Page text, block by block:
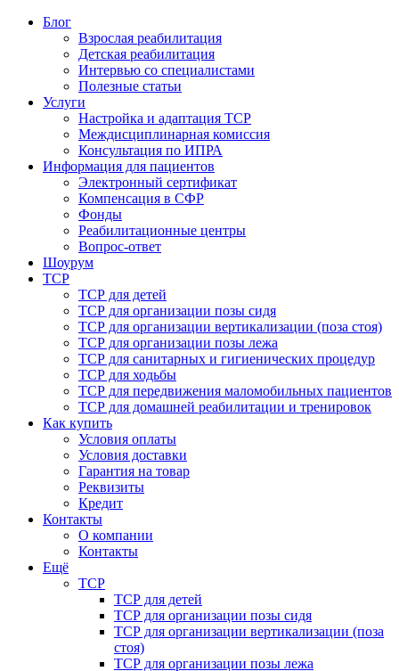
Блог
Взрослая реабилитация
Детская реабилитация
Интервью со специалистами
Полезные статьи
Услуги
Настройка и адаптация ТСР
Междисциплинарная комиссия
Консультация по ИПРА
Информация для пациентов
Электронный сертификат
Компенсация в СФР
Фонды
Реабилитационные центры
Вопрос-ответ
Шоурум
ТСР
ТСР для детей
ТСР для организации позы сидя
ТСР для организации вертикализации (поза стоя)
ТСР для организации позы лежа
ТСР для санитарных и гигиенических процедур
ТСР для ходьбы
ТСР для передвижения маломобильных пациентов
ТСР для домашней реабилитации и тренировок
Как купить
Условия оплаты
Условия доставки
Гарантия на товар
Реквизиты
Кредит
Контакты
О компании
Контакты
Ещё
ТСР
ТСР для детей
ТСР для организации позы сидя
ТСР для организации вертикализации (поза
стоя)
ТСР для организации позы лежа